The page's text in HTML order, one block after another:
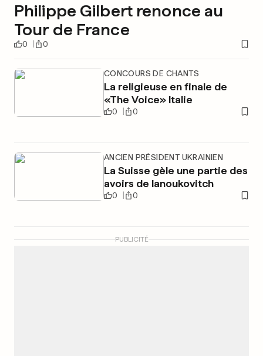
Philippe Gilbert renonce au
Tour de France
0 0
CONCOURS DE CHANTS
La religieuse en finale de
«The Voice» Italie
0 0
ANCIEN PRÉSIDENT UKRAINIEN
La Suisse gèle une partie des
avoirs de Ianoukovitch
0 0
PUBLICITÉ